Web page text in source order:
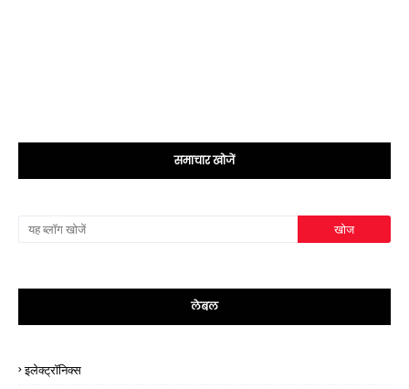
समाचार खोजें
लेबल
इलेक्ट्रॉनिक्स